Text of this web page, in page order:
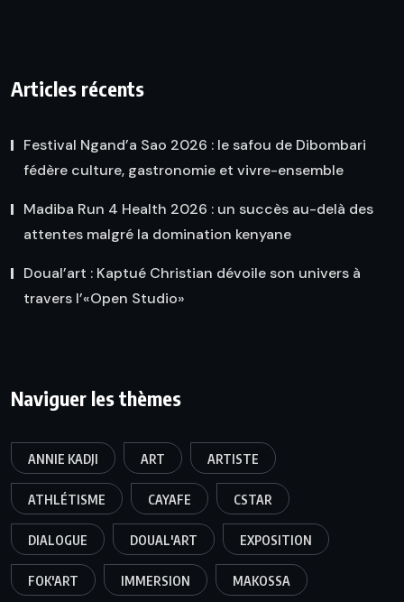
Articles récents
Festival Ngand’a Sao 2026 : le safou de Dibombari
fédère culture, gastronomie et vivre-ensemble
Madiba Run 4 Health 2026 : un succès au-delà des
attentes malgré la domination kenyane
Doual’art : Kaptué Christian dévoile son univers à
travers l’«Open Studio»
Naviguer les thèmes
ANNIE KADJI ART ARTISTE
ATHLÉTISME CAYAFE CSTAR
DIALOGUE DOUAL'ART EXPOSITION
FOK'ART IMMERSION MAKOSSA